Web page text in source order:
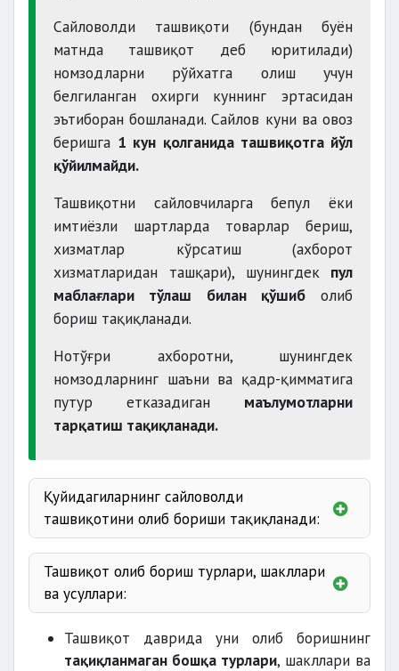
Сайловолди ташвиқоти (бундан буён
матнда ташвиқот деб юритилади)
номзодларни рўйхатга олиш учун
белгиланган охирги куннинг эртасидан
эътиборан бошланади. Сайлов куни ва овоз
беришга 1 кун қолганида ташвиқотга йўл
қўйилмайди.
Ташвиқотни сайловчиларга бепул ёки
имтиёзли шартларда товарлар бериш,
хизматлар кўрсатиш (ахборот
хизматларидан ташқари), шунингдек пул
маблағлари тўлаш билан қўшиболиб
бориш тақиқланади.
Нотўғри ахборотни, шунингдек
номзодларнинг шаъни ва қадр-қимматига
путур етказадиган маълумотларни
тарқатиш тақиқланади.
Қуйидагиларнинг сайловолди
ташвиқотини олиб бориши тақиқланади:
ҳокимияти органлари
раҳбарларининг;
ҳарбий хизматчиларининг,
Ташвиқот олиб бориш турлари, шакллари
ва усуллари:
Ташвиқот даврида уни олиб боришнинг
тақиқланмаган бошқа турлари, шакллари ва